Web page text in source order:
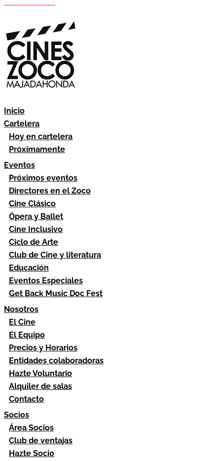
Inicio
Cartelera
Hoy en cartelera
Próximamente
Eventos
Próximos eventos
Directores en el Zoco
Cine Clásico
Ópera y Ballet
Cine Inclusivo
Ciclo de Arte
Club de Cine y literatura
Educación
Eventos Especiales
Get Back Music Doc Fest
Nosotros
El Cine
El Equipo
Precios y Horarios
Entidades colaboradoras
Hazte Voluntario
Alquiler de salas
Contacto
Socios
Área Socios
Club de ventajas
Hazte Socio